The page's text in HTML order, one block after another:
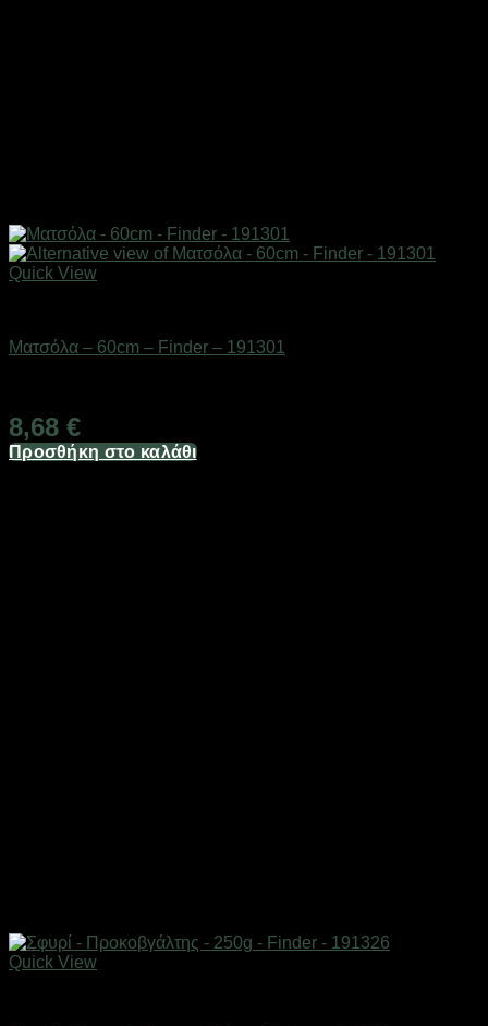
Quick View
Ματσόλα – 60cm – Finder – 191301
8,68 €
Προσθήκη στο καλάθι
Quick View